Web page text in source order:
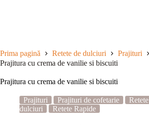
Prima pagină Retete de dulciuri
Prajituri
Prajitura cu crema de vanilie si biscuiti
Prajitura cu crema de vanilie si biscuiti
Prajituri Prajituri de cofetarie Retete
dulciuri
Retete Rapide